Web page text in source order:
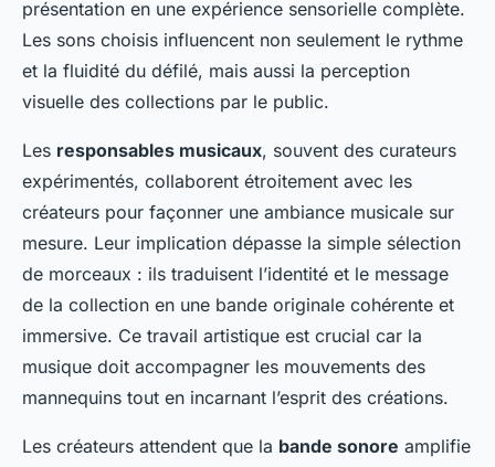
présentation en une expérience sensorielle complète.
Les sons choisis influencent non seulement le rythme
et la fluidité du défilé, mais aussi la perception
visuelle des collections par le public.
Les responsables musicaux, souvent des curateurs
expérimentés, collaborent étroitement avec les
créateurs pour façonner une ambiance musicale sur
mesure. Leur implication dépasse la simple sélection
de morceaux : ils traduisent l’identité et le message
de la collection en une bande originale cohérente et
immersive. Ce travail artistique est crucial car la
musique doit accompagner les mouvements des
mannequins tout en incarnant l’esprit des créations.
Les créateurs attendent que la bande sonore amplifie